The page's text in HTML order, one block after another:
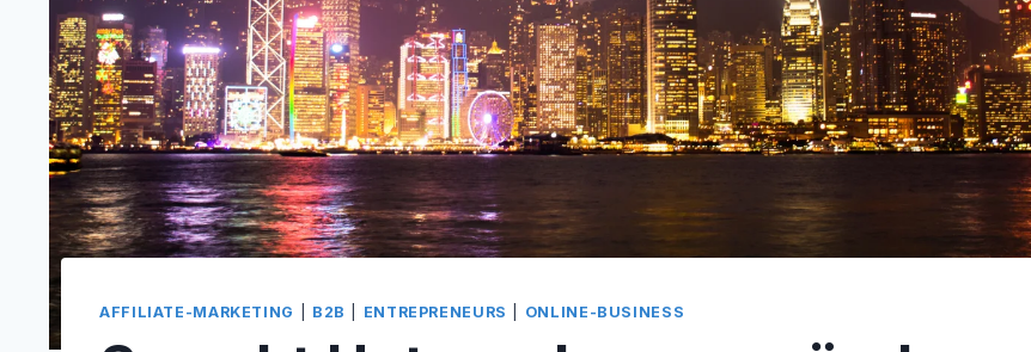
AFFILIATE-MARKETING B2B ENTREPRENEURS ONLINE-BUSINESS